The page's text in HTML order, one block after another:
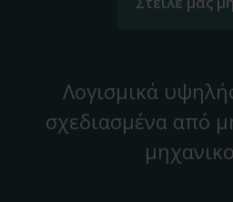
Λογισμικά
σχεδιασμένα από